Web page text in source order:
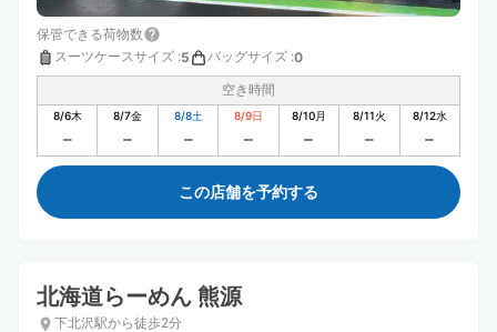
保管できる荷物数
スーツケースサイズ :5 バッグサイズ :0
空き時間
8/6木 8/7金 8/8土 8/9日 8/10月 8/11火 8/12水
この店舗を予約する
北海道らーめん 熊源
下北沢駅から徒歩2分